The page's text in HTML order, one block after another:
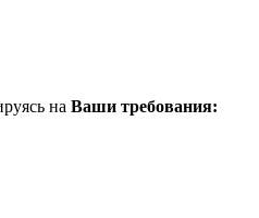
на Ваши требования: